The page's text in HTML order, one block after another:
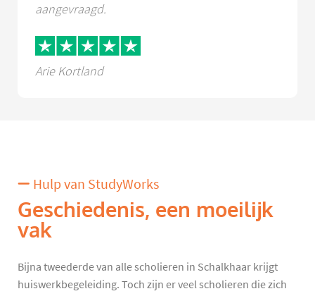
aangevraagd.
Arie Kortland
Hulp van StudyWorks
Geschiedenis, een moeilijk
vak
Bijna tweederde van alle scholieren in Schalkhaar krijgt
huiswerkbegeleiding. Toch zijn er veel scholieren die zich